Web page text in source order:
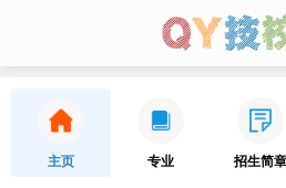
主页 专业 招生简章